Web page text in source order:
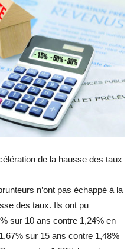
de la hausse des taux
n’ont pas échappé à la
des taux. Ils ont pu
sur 10 ans contre 1,24% en
sur 15 ans contre 1,48%